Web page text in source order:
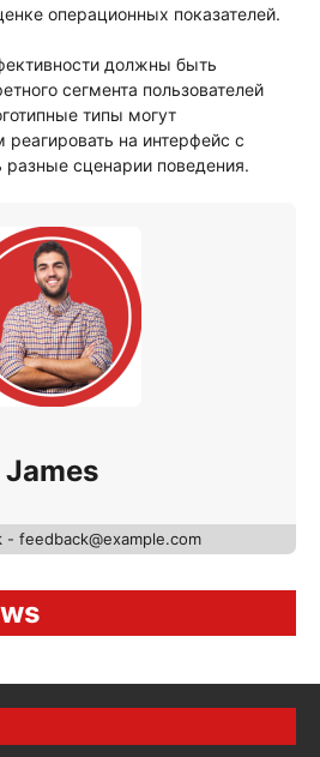
операционных показателей.
должны быть
сегмента пользователей
типы могут
на интерфейс с
разные сценарии поведения.
James
- feedback@example.com